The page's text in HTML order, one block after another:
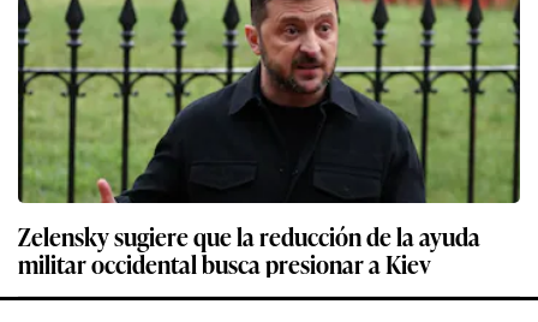
Zelensky sugiere que la reducción de la ayuda
militar occidental busca presionar a Kiev